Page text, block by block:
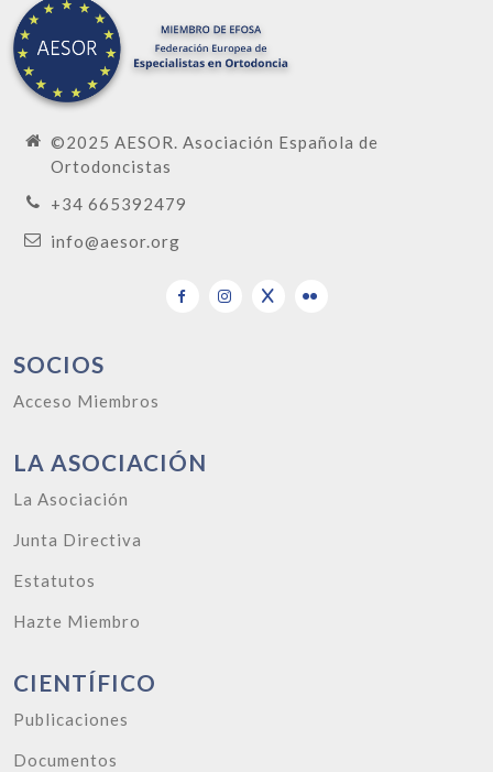
©2025 AESOR. Asociación Española de
Ortodoncistas
+34 665392479
info@aesor.org
SOCIOS
Acceso Miembros
LA ASOCIACIÓN
La Asociación
Junta Directiva
Estatutos
Hazte Miembro
CIENTÍFICO
Publicaciones
Documentos